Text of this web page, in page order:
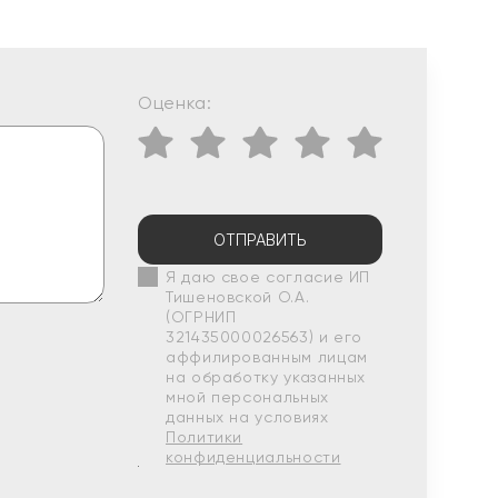
Оценка:
ОТПРАВИТЬ
Я даю свое согласие ИП
Тишеновской О.А.
(ОГРНИП
321435000026563) и его
аффилированным лицам
на обработку указанных
мной персональных
данных на условиях
Политики
конфиденциальности